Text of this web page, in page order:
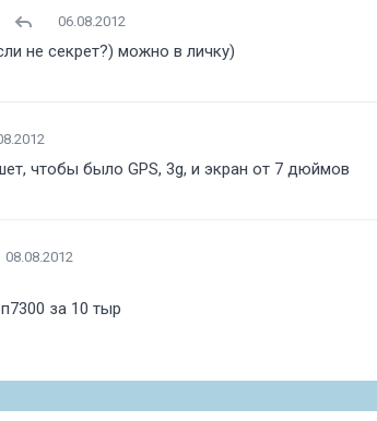
06.08.2012
не секрет?) можно в личку)
чтобы было GPS, 3g, и экран от 7 дюймов
08.08.2012
за 10 тыр